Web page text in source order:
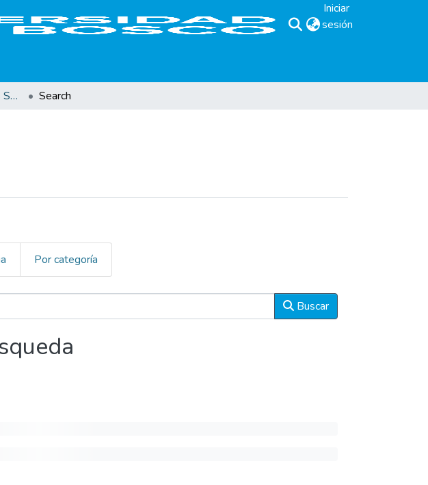
Iniciar
sesión
Profesorado en Ciencias Sociales Search
Por categoría
Buscar